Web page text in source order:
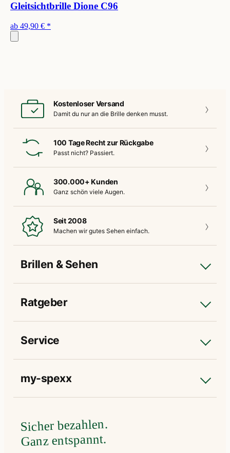
Gleitsichtbrille Dione C96
ab 49,90 € *
Kostenloser Versand
Damit du nur an die Brille denken musst.
100 Tage Recht zur Rückgabe
Passt nicht? Passiert.
300.000+ Kunden
Ganz schön viele Augen.
Seit 2008
Machen wir gutes Sehen einfach.
Brillen & Sehen
Ratgeber
Service
my-spexx
Sicher bezahlen.
Ganz entspannt.